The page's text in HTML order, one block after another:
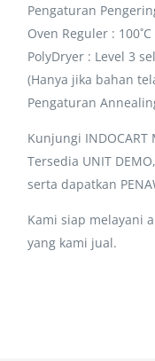
Pengaturan
Oven Reguler :
PolyDryer : Level 3
(Hanya jika bahan
Pengaturan
Kunjungi INDOCART
Tersedia UNIT DEMO,
serta dapatkan
Kami siap melayani
yang kami jual.